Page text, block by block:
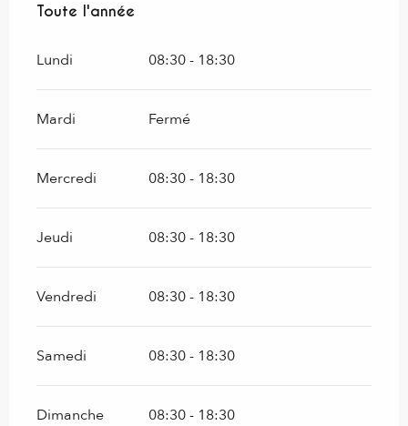
Toute l'année
Toute l'année
Lundi 08:30 - 18:30
Mardi Fermé
Mercredi 08:30 - 18:30
Jeudi 08:30 - 18:30
Vendredi 08:30 - 18:30
Samedi 08:30 - 18:30
Dimanche 08:30 - 18:30